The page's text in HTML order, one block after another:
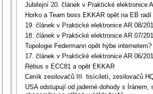
Jubilejní 20. článek v Praktické elektronice
Horko a Team boss EKKAR opět na EB radí
19. článek v Praktické elektronice AR 08/
18. článek v Praktické elektronice AR 07/
Topologie Federmann opět hýbe internetem?
17. článek v Praktické elektronice AR 06/
Rébus s ECC81 a opět EKKAR
Ceník zesilovačů III. tisíciletí, zesilovačů
USA odstupují od jaderné dohody s Íránem,